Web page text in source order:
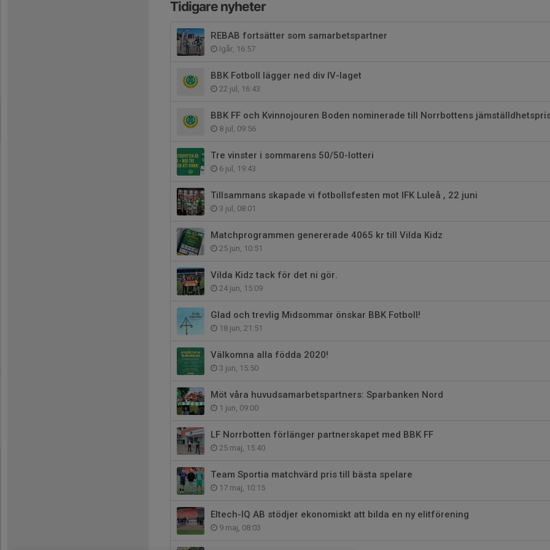
Tidigare nyheter
REBAB fortsätter som samarbetspartner
Igår, 16:57
BBK Fotboll lägger ned div IV-laget
22 jul, 16:43
BBK FF och Kvinnojouren Boden nominerade till Norrbottens
8 jul, 09:56
Tre vinster i sommarens 50/50-lotteri
6 jul, 19:43
Tillsammans skapade vi fotbollsfesten mot IFK Luleå , 22 juni
3 jul, 08:01
Matchprogrammen genererade 4065 kr till Vilda Kidz
25 jun, 10:51
Vilda Kidz tack för det ni gör.
24 jun, 15:09
Glad och trevlig Midsommar önskar BBK Fotboll!
18 jun, 21:51
Välkomna alla födda 2020!
3 jun, 15:50
Möt våra huvudsamarbetspartners: Sparbanken Nord
1 jun, 09:00
LF Norrbotten förlänger partnerskapet med BBK FF
25 maj, 15:40
Team Sportia matchvärd pris till bästa spelare
17 maj, 10:15
Eltech-IQ AB stödjer ekonomiskt att bilda en ny elitförening
9 maj, 08:03